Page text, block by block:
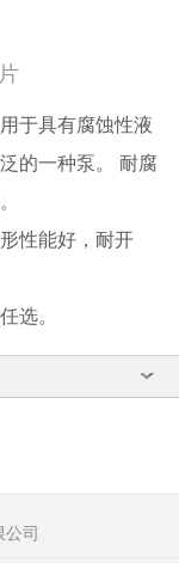
于具有腐蚀性液
的一种泵。 耐腐
性能好，耐开
选。
司